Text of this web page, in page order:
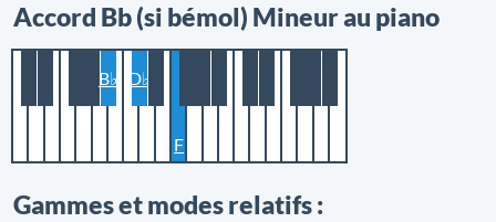
Accord Bb (si bémol) Mineur au piano
B♭ D♭
F
Gammes et modes relatifs :